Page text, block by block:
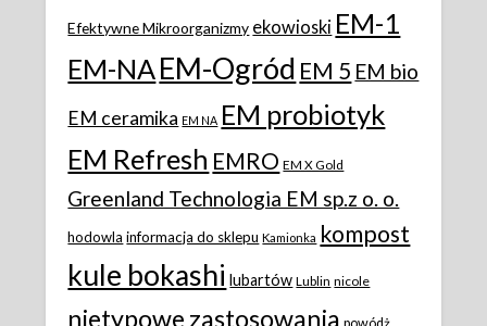
Efektywne Mikroorganizmy ekowioski EM-1
EM-NAEM-Ogród EM 5 EM bio
EM ceramika EM NA EM probiotyk
EM Refresh EMRO EM X Gold
Greenland Technologia EM sp.z o. o.
hodowla informacja do sklepu Kamionka kompost
kule bokashi lubartów Lublin nicole
nietypowe zastosowania